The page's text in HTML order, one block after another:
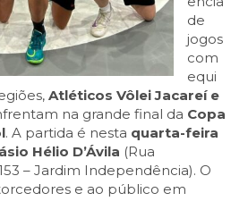
de
jogos
com
equi
Atléticos Vôlei Jacareí e
na grande final da Copa
. A partida é nesta quarta-feira
Hélio D’Ávila (Rua
– Jardim Independência). O
e ao público em